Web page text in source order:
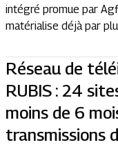
intégré promue par
matérialise déjà par
Réseau de
RUBIS : 24
moins de 6
transmissions